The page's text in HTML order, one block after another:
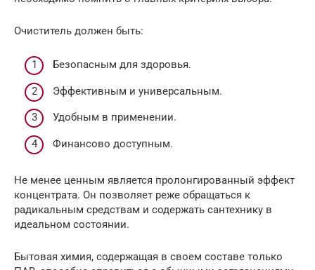
Очиститель должен быть:
Безопасным для здоровья.
Эффективным и универсальным.
Удобным в применении.
Финансово доступным.
Не менее ценным является пролонгированный эффект
концентрата. Он позволяет реже обращаться к
радикальным средствам и содержать сантехнику в
идеальном состоянии.
Бытовая химия, содержащая в своем составе только